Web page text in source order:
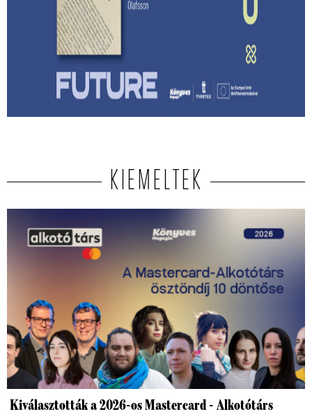
Lehet-e izgalmas egy
hagyatékfelszámolás? – Ragnar Helgi
Ólafsson: Apám könyvtára
Megmenthető-e a feledéstől mindaz, ami számunkra
értékes akkor, ha írunk róla?
KIEMELTEK
Kiválasztották a 2026-os Mastercard - Alkotótárs